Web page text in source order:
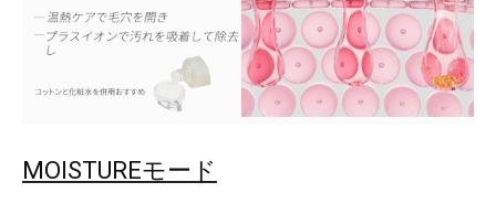
MOISTUREモード